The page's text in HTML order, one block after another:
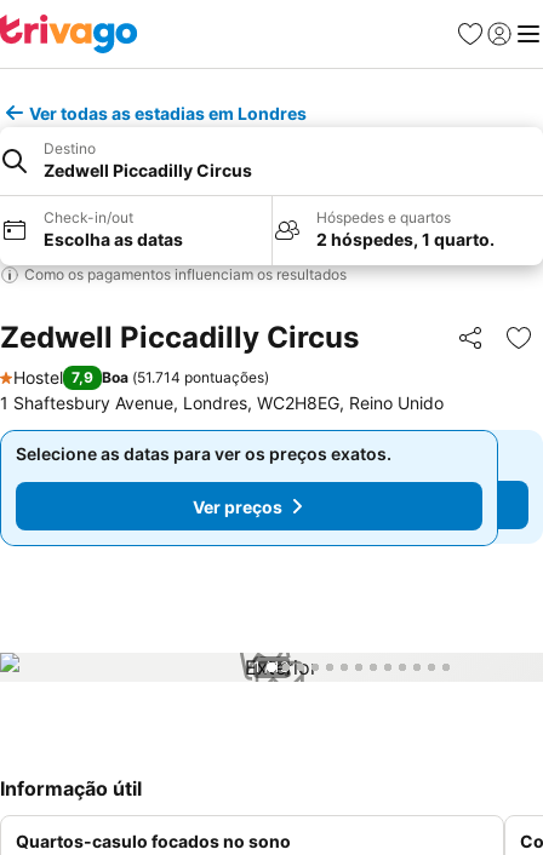
Favoritos
Iniciar
Ver todas as estadias em Londres
Destino
Zedwell Piccadilly Circus
Check-in/out
Escolha as datas
Hóspedes e quartos
2 hóspedes, 1 quarto.
Como os pagamentos influenciam os resultados
Zedwell Piccadilly Circus Partilhar
1 Estrelas
Hostel 7,9 Boa (51.714 pontuações)
1 Shaftesbury Avenue, Londres, WC2H8EG, Reino Unido
Selecione as datas para ver os preços exatos.
Ver preços
Selecione as datas para ver os preços exatos.
Ver preços
1 / 13
Informação útil
Quartos-casulo focados no sono